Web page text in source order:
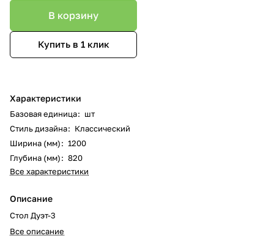
В корзину
Купить в 1 клик
Характеристики
Базовая единица: шт
Стиль дизайна: Классический
Ширина (мм): 1200
Глубина (мм): 820
Все характеристики
Описание
Стол Дуэт-3
Все описание